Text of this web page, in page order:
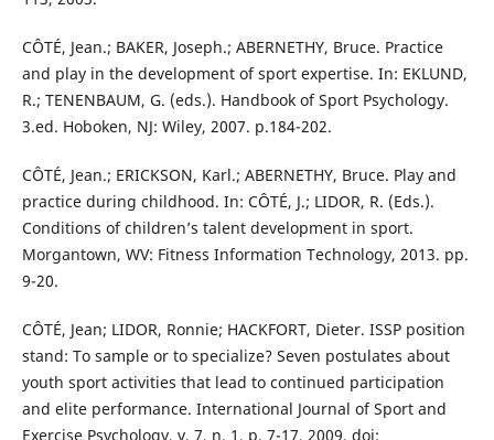
CÔTÉ, Jean.; BAKER, Joseph.; ABERNETHY, Bruce. Practice
and play in the development of sport expertise. In: EKLUND,
R.; TENENBAUM, G. (eds.). Handbook of Sport Psychology.
3.ed. Hoboken, NJ: Wiley, 2007. p.184-202.
CÔTÉ, Jean.; ERICKSON, Karl.; ABERNETHY, Bruce. Play and
practice during childhood. In: CÔTÉ, J.; LIDOR, R. (Eds.).
Conditions of children’s talent development in sport.
Morgantown, WV: Fitness Information Technology, 2013. pp.
9-20.
CÔTÉ, Jean; LIDOR, Ronnie; HACKFORT, Dieter. ISSP position
stand: To sample or to specialize? Seven postulates about
youth sport activities that lead to continued participation
and elite performance. International Journal of Sport and
Exercise Psychology, v. 7, n. 1, p. 7-17, 2009. doi: